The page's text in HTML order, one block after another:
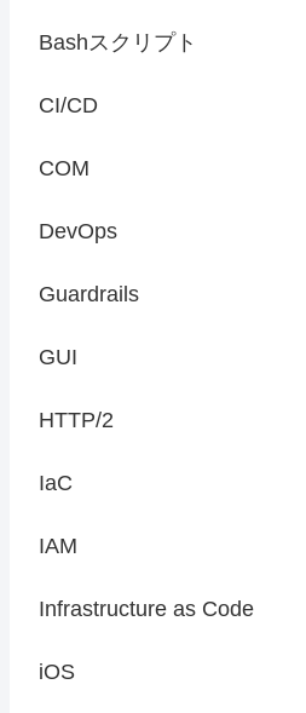
Bashスクリプト
CI/CD
COM
DevOps
Guardrails
GUI
HTTP/2
IaC
IAM
Infrastructure as Code
iOS